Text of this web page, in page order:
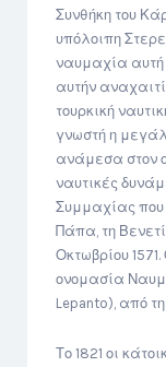
Συνθήκη του
υπόλοιπη
ναυμαχία αυτή
αυτήν
τουρκική
γνωστή η
ανάμεσα στον
ναυτικές
Συμμαχίας που
Πάπα, τη
Οκτωβρίου 1571.
ονομασία
Lepanto), από
Το 1821 οι